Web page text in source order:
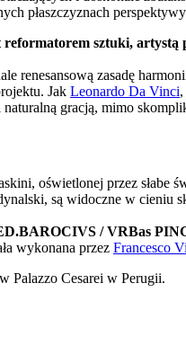
płaszczyznach
reformatorem sztuki, artystą
zasadę
Jak Leonardo Da Vinci
gracją, mimo
oświetlonej przez słabe
są widoczne w cieniu
/ VRBas
wykonana przez Francesco
Palazzo Cesarei w Perugii.